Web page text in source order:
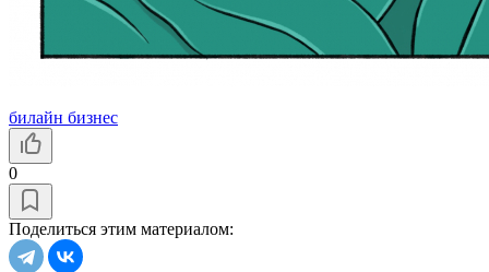
билайн бизнес
0
Поделиться этим материалом: